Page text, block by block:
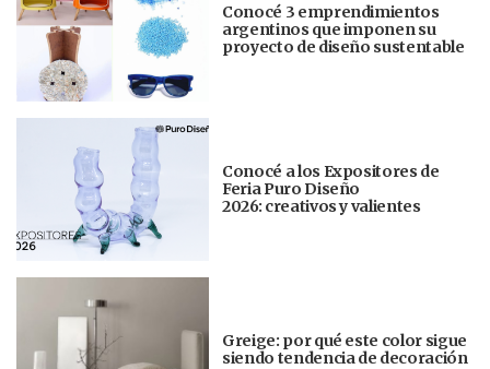
Conocé 3 emprendimientos
argentinos que imponen su
proyecto de diseño sustentable
Conocé a los Expositores de
Feria Puro Diseño
2026: creativos y valientes
Greige: por qué este color sigue
siendo tendencia de decoración